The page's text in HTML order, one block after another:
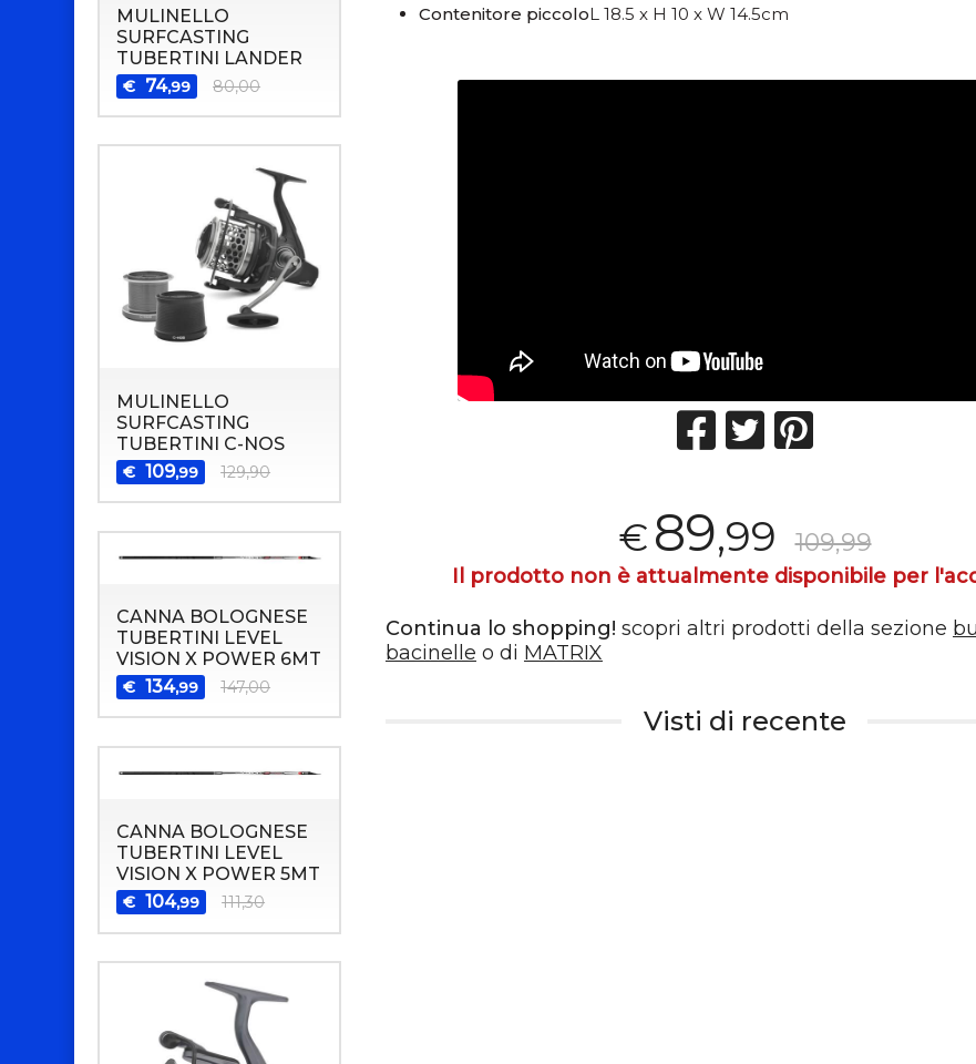
Contenitore piccoloL 18.5 x H 10 x W 14.5cm
€89,99 109,99
Il prodotto non è attualmente disponibile per
Continua lo shopping! scopri altri prodotti della sezione
bacinelle o di MATRIX
Visti di recente
MULINELLO
SURFCASTING
TUBERTINI LANDER
€ 74,99 80,00
MULINELLO
SURFCASTING
TUBERTINI C-NOS
€ 109,99 129,90
CANNA BOLOGNESE
TUBERTINI LEVEL
VISION X POWER 6MT
€ 134,99 147,00
CANNA BOLOGNESE
TUBERTINI LEVEL
VISION X POWER 5MT
€ 104,99 111,30